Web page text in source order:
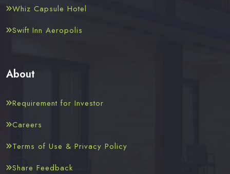
Whiz Capsule Hotel
Swift Inn Aeropolis
About
Requirement for Investor
Careers
Terms of Use & Privacy Policy
Share Feedback